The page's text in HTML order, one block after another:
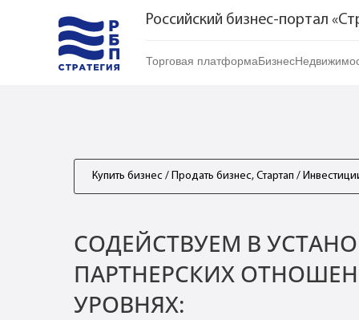
Российский бизнес-портал
Торговая платформаБизнес
Купить бизнес / Продать бизнес, Стартап /
СОДЕЙСТВУЕМ В
ПАРТНЕРСКИХ
УРОВНЯХ: